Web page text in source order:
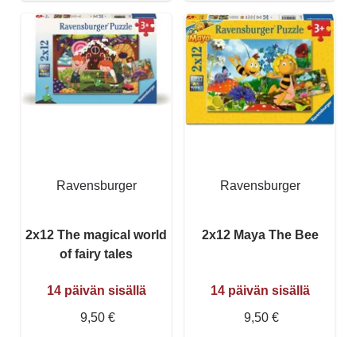
Ravensburger
2x12 The magical world
of fairy tales
14 päivän sisällä
9,50 €
Ravensburger
2x12 Maya The Bee
14 päivän sisällä
9,50 €